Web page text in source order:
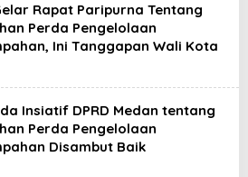
Rapat Paripurna Tentang
Perda Pengelolaan
Ini Tanggapan Wali Kota
Insiatif DPRD Medan tentang
Perda Pengelolaan
Disambut Baik